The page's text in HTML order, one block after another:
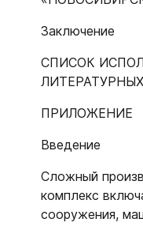
Заключение
СПИСОК
ПРИЛОЖЕНИЕ
Введение
Сложный
комплекс
сооружения,